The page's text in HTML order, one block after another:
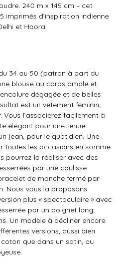
240 m x 145 cm – cet
imprimés d’inspiration indienne
et Haora.
34 au 50 (patron à part du
blouse au corps ample et
dégagée et de belles
est un vêtement féminin,
l’associerez facilement à
élégant pour une tenue
jean, pour le quotidien. Une
toutes les occasions en somme
pourrez la réaliser avec des
par une coulisse
de manche fermé par
Nous vous la proposons
plus « spectaculaire » avec
par un poignet long,
Un modèle à décliner encore
versions, aussi bien
que dans un satin, ou